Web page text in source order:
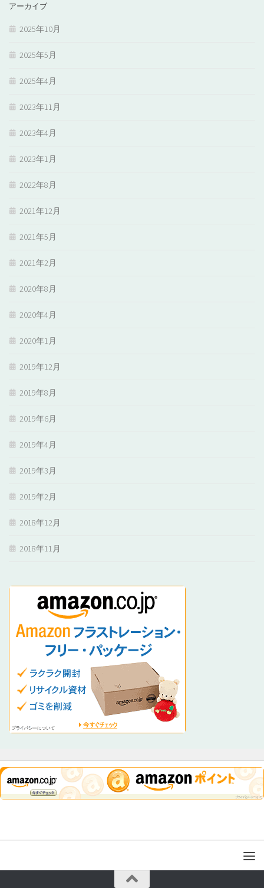
アーカイブ
2025年10月
2025年5月
2025年4月
2023年11月
2023年4月
2023年1月
2022年8月
2021年12月
2021年5月
2021年2月
2020年8月
2020年4月
2020年1月
2019年12月
2019年8月
2019年6月
2019年4月
2019年3月
2019年2月
2018年12月
2018年11月